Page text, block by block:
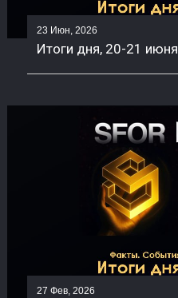
23 Июн, 2026
Итоги дня, 20-21 июня
27 Фев, 2026